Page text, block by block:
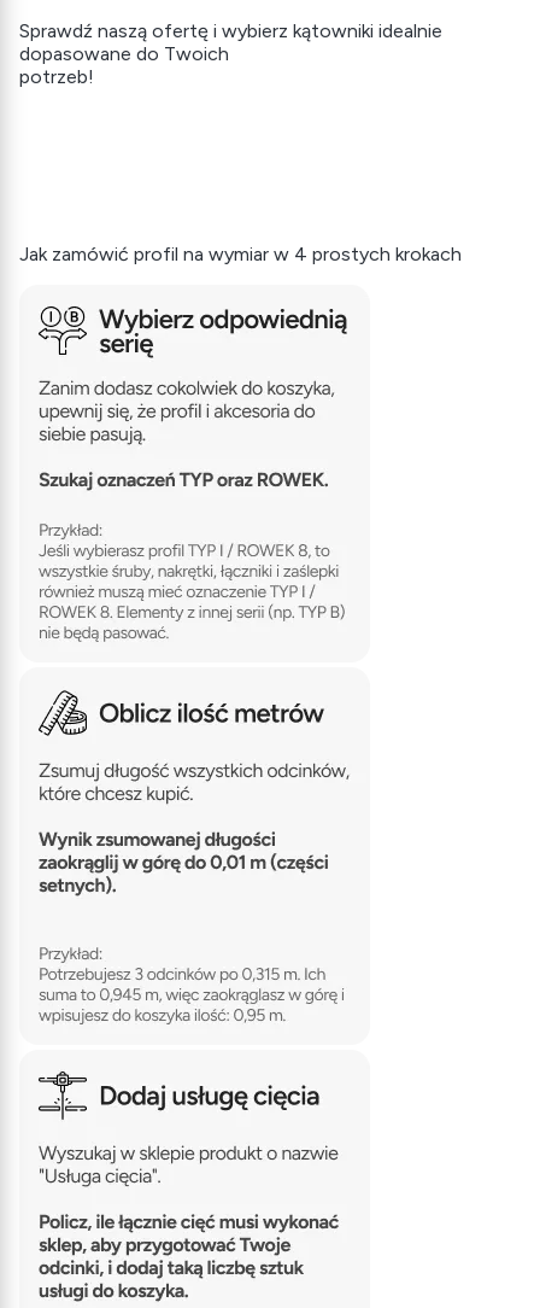
Sprawdź naszą ofertę i wybierz kątowniki idealnie
dopasowane do Twoich
potrzeb!
Jak zamówić profil na wymiar w 4 prostych krokach